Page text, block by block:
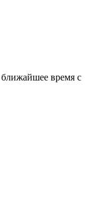
время с